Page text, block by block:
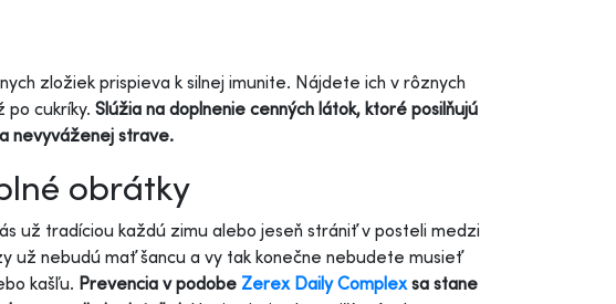
zložiek prispieva k silnej imunite. Nájdete ich v rôznych
po cukríky. Slúžia na doplnenie cenných látok, ktoré posilňujú
nevyváženej strave.
obrátky
už tradíciou každú zimu alebo jeseň strániť v posteli medzi
už nebudú mať šancu a vy tak konečne nebudete musieť
kašľu. Prevencia v podobe Zerex Daily Complexsa stane